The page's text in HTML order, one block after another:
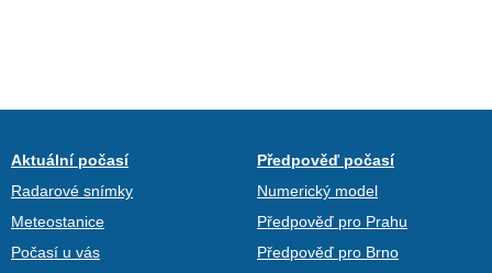
Aktuální počasí
Radarové snímky
Meteostanice
Počasí u vás
Předpověď počasí
Numerický model
Předpověď pro Prahu
Předpověď pro Brno